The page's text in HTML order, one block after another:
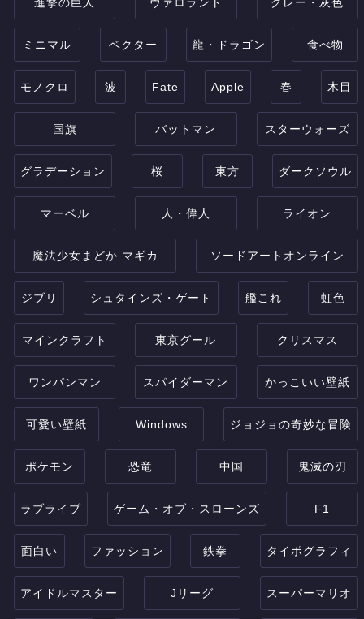
進撃の巨人 ヴァロラント グレー・灰色
ミニマル ベクター 龍・ドラゴン 食べ物
モノクロ 波 Fate Apple 春 木目
国旗 バットマン スターウォーズ
グラデーション 桜 東方 ダークソウル
マーベル 人・偉人 ライオン
魔法少女まどか マギカ ソードアートオンライン
ジブリ シュタインズ・ゲート 艦これ 虹色
マインクラフト 東京グール クリスマス
ワンパンマン スパイダーマン かっこいい壁紙
可愛い壁紙 Windows ジョジョの奇妙な冒険
ポケモン 恐竜 中国 鬼滅の刃
ラブライブ ゲーム・オブ・スローンズ F1
面白い ファッション 鉄拳 タイポグラフィ
アイドルマスター Jリーグ スーパーマリオ